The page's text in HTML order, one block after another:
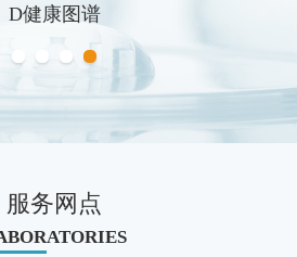
D健康图谱
服务网点